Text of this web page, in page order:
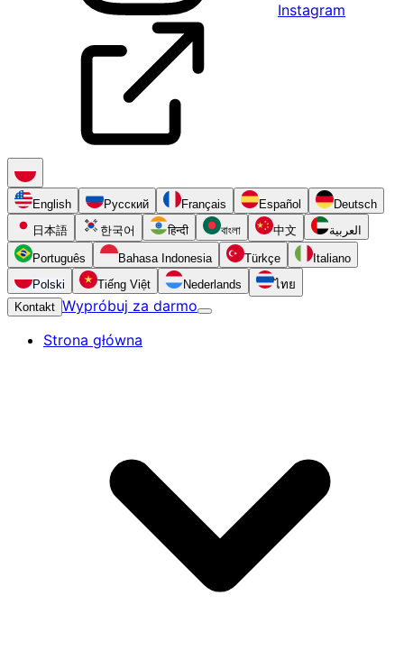
Instagram
English Русский Français Español
Deutsch
日本語
한국어 हिन्दी বাংলা 中文 العربية
Português Bahasa Indonesia Türkçe
Italiano
Polski
Tiếng Việt Nederlands
ไทย
Kontakt Wypróbuj za darmo
Strona główna